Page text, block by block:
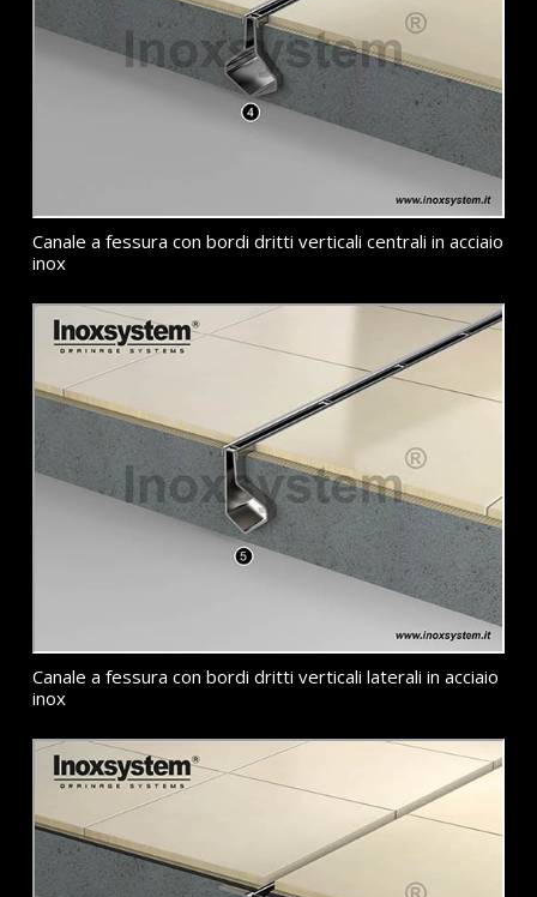
Canale a fessura con bordi dritti verticali centrali in acciaio
inox
Canale a fessura con bordi dritti verticali laterali in acciaio
inox